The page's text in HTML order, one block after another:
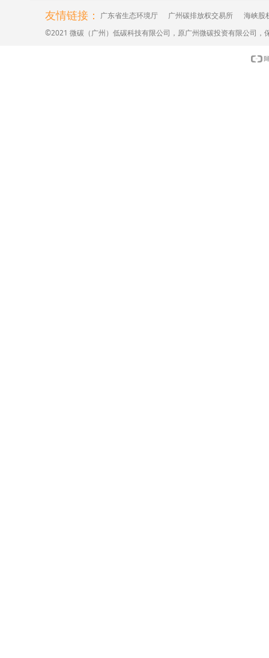
友情链接：
©2021 微碳（广州）低碳科技有限公司，原广州微碳投资有限公司，
广州碳排放权交易所 海峡股
广东省生态环境厅